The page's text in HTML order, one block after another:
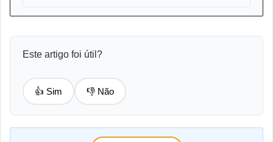
Este artigo foi útil?
👍 Sim 👎 Não